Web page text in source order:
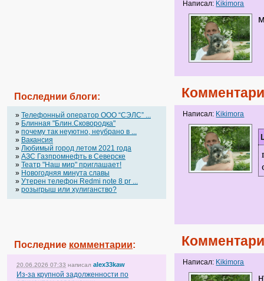
Последнии блоги:
» Телефонный оператор OOO “СЭЛС” ...
» Блинная "Блин.Сковородка"
» почему так неуютно, неубрано в ...
» Вакансия
» Любимый город летом 2021 года
» АЗС Газпромнефть в Северске
» Театр "Наш мир" приглашает!
» Новогодняя минута славы
» Утерен телефон Redmi note 8 pr ...
» розыгрыш или хулиганство?
Последние комментарии:
20.06.2026 07:33 написал alex33kaw
Из-за крупной задолженности по
Написал: Kikimora
Написал: Kikimora
Написал: Kikimora